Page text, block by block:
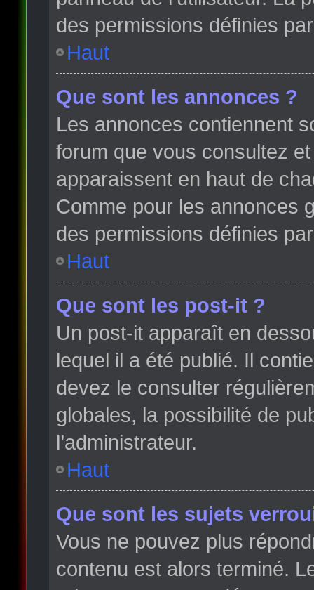
des permissions définies
Haut
Que sont les annonces ?
Les annonces contiennent
forum que vous consultez
apparaissent en haut de
Comme pour les annonces
des permissions définies
Haut
Que sont les post-it ?
Un post-it apparaît en
lequel il a été publié. Il
devez le consulter
globales, la possibilité de
l’administrateur.
Haut
Que sont les sujets
Vous ne pouvez plus
contenu est alors terminé.